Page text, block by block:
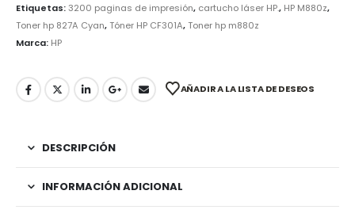
Etiquetas:3200 paginas de impresión, cartucho láser HP., HP M880z,
Toner hp 827A Cyan,Tóner HP CF301A,Toner hp m880z
Marca: HP
AÑADIR A LA LISTA DE DESEOS
DESCRIPCIÓN
INFORMACIÓN ADICIONAL